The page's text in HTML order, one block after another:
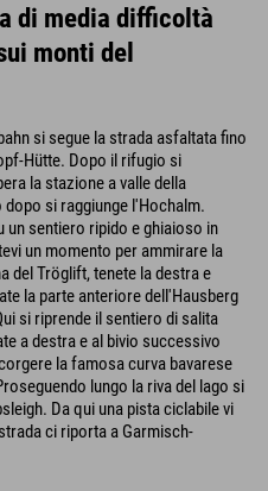
di media difficoltà
monti del
si segue la strada asfaltata fino
Hütte. Dopo il rifugio si
la stazione a valle della
si raggiunge l'Hochalm.
un sentiero ripido e ghiaioso in
un momento per ammirare la
del Tröglift, tenete la destra e
la parte anteriore dell'Hausberg
si riprende il sentiero di salita
a destra e al bivio successivo
la famosa curva bavarese
lungo la riva del lago si
Da qui una pista ciclabile vi
ci riporta a Garmisch-